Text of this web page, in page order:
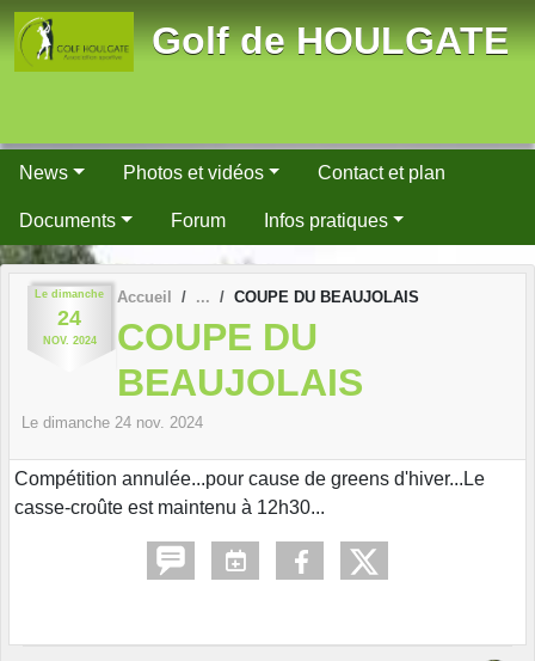
Golf de HOULGATE
News Photos et vidéos Contact et plan
Documents Forum Infos pratiques
Le dimanche
24
NOV. 2024
Accueil COUPE DU BEAUJOLAIS
COUPE DU
BEAUJOLAIS
Le dimanche 24 nov. 2024
Compétition annulée...pour cause de greens d'hiver...Le
casse-croûte est maintenu à 12h30...
Panneau de gestion des cookies